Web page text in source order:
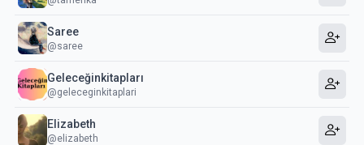
Saree
@saree
Geleceğinkitapları
@geleceginkitaplari
Elizabeth
@elizabeth